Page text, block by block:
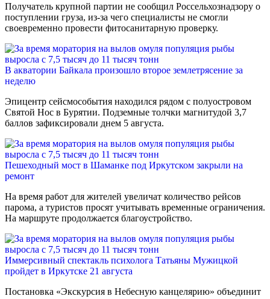
Получатель крупной партии не сообщил Россельхознадзору о
поступлении груза, из-за чего специалисты не смогли
своевременно провести фитосанитарную проверку.
В акватории Байкала произошло второе землетрясение за
неделю
Эпицентр сейсмособытия находился рядом с полуостровом
Святой Нос в Бурятии. Подземные толчки магнитудой 3,7
баллов зафиксировали днем 5 августа.
Пешеходный мост в Шаманке под Иркутском закрыли на
ремонт
На время работ для жителей увеличат количество рейсов
парома, а туристов просят учитывать временные ограничения.
На маршруте продолжается благоустройство.
Иммерсивный спектакль психолога Татьяны Мужицкой
пройдет в Иркутске 21 августа
Постановка «Экскурсия в Небесную канцелярию» объединит